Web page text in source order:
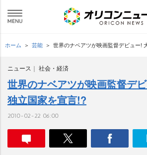
ホーム 芸能 世界のナベアツが映画監督デビュー!
ニュース 社会・経済
世界のナベアツが映画監督デ
独立国家を宣言!?
2010-02-22 06:00